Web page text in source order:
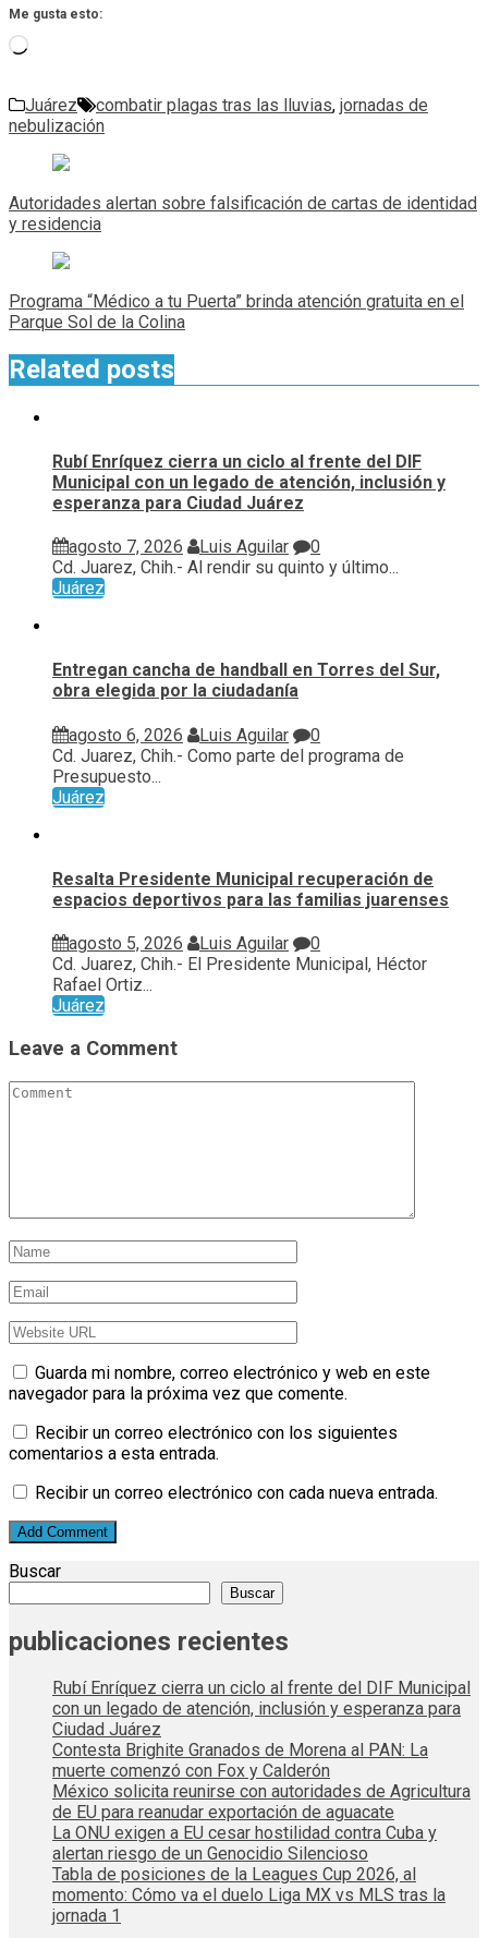
Me gusta esto:
Cargando...
Juárez combatir plagas tras las lluvias, jornadas de
nebulización
Navegación
de
entradas
Autoridades alertan sobre falsificación de cartas de identidad
y residencia
Programa “Médico a tu Puerta” brinda atención gratuita en el
Parque Sol de la Colina
Related posts
Rubí Enríquez cierra un ciclo al frente del DIF
Municipal con un legado de atención, inclusión y
esperanza para Ciudad Juárez
agosto 7, 2026 Luis Aguilar
0
Cd. Juarez, Chih.- Al rendir su quinto y último...
Juárez
Entregan cancha de handball en Torres del Sur,
obra elegida por la ciudadanía
agosto 6, 2026 Luis Aguilar
0
Cd. Juarez, Chih.- Como parte del programa de
Presupuesto...
Juárez
Resalta Presidente Municipal recuperación de
espacios deportivos para las familias juarenses
agosto 5, 2026 Luis Aguilar
0
Cd. Juarez, Chih.- El Presidente Municipal, Héctor
Rafael Ortiz...
Juárez
Leave a Comment
Guarda mi nombre, correo electrónico y web en este
navegador para la próxima vez que comente.
Recibir un correo electrónico con los siguientes
comentarios a esta entrada.
Recibir un correo electrónico con cada nueva entrada.
Buscar
Buscar
publicaciones recientes
Rubí Enríquez cierra un ciclo al frente del DIF Municipal
con un legado de atención, inclusión y esperanza para
Ciudad Juárez
Contesta Brighite Granados de Morena al PAN: La
muerte comenzó con Fox y Calderón
México solicita reunirse con autoridades de Agricultura
de EU para reanudar exportación de aguacate
La ONU exigen a EU cesar hostilidad contra Cuba y
alertan riesgo de un Genocidio Silencioso
Tabla de posiciones de la Leagues Cup 2026, al
momento: Cómo va el duelo Liga MX vs MLS tras la
jornada 1